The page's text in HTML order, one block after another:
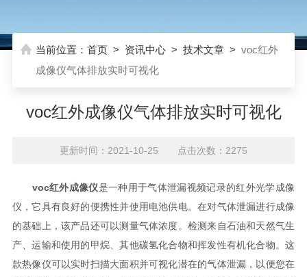
当前位置： 首页> 资讯中心> 技术文章> voc红外
成像仪气体排放实时可视化
voc红外成像仪气体排放实时可视化
更新时间：2021-10-25 点击次数：2275
voc红外成像仪是一种用于气体泄漏视频记录的红外光学成像
仪，它具有良好的便携性并使用电池供电。在对气体泄漏进行成像
的基础上，该产品还可以测量气体浓度。检测来自石油和天然气生
产、运输和使用的甲烷、其他碳氢化合物和挥发性有机化合物。这
款热像仪可以实时扫描大面积并可视化潜在的气体泄漏，以便您在